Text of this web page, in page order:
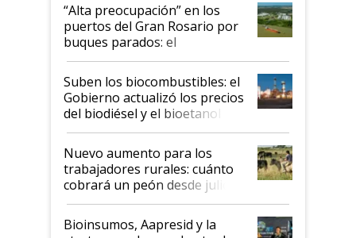
“Alta preocupación” en los
puertos del Gran Rosario por
buques parados: el
funcionamiento de las
exportadoras en tensión tras
la medida de fuerza de los
prácticos
Suben los biocombustibles: el
Gobierno actualizó los precios
del biodiésel y el bioetanol
Nuevo aumento para los
trabajadores rurales: cuánto
cobrará un peón desde julio
Bioinsumos, Aapresid y la